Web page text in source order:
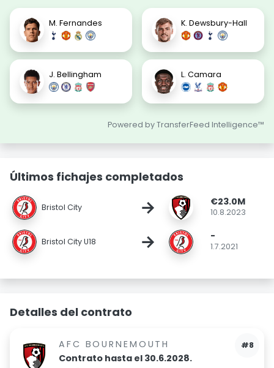
M. Fernandes K. Dewsbury-Hall
J. Bellingham L. Camara
Powered by TransferFeed Intelligence™
Últimos fichajes completados
Bristol City → €23.0M
10.8.2023
Bristol City U18 → -
1.7.2021
Detalles del contrato
#8
AFC BOURNEMOUTH
Contrato hasta el 30.6.2028.